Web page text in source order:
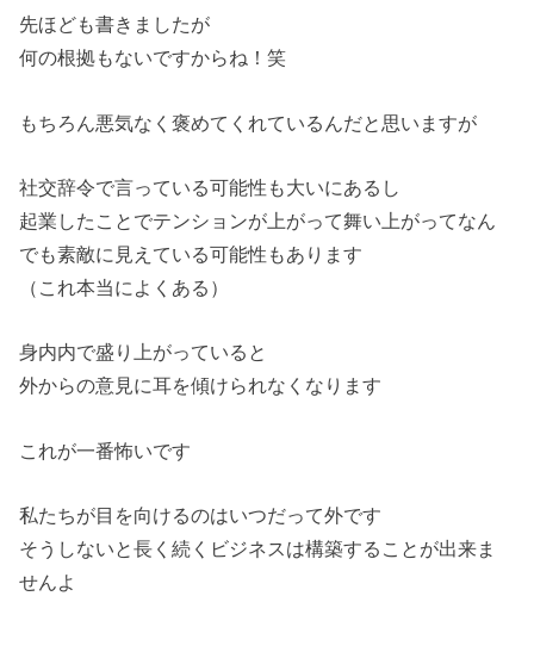
先ほども書きましたが
何の根拠もないですからね！笑
もちろん悪気なく褒めてくれているんだと思いますが
社交辞令で言っている可能性も大いにあるし
起業したことでテンションが上がって舞い上がってなん
でも素敵に見えている可能性もあります
（これ本当によくある）
身内内で盛り上がっていると
外からの意見に耳を傾けられなくなります
これが一番怖いです
私たちが目を向けるのはいつだって外です
そうしないと長く続くビジネスは構築することが出来ま
せんよ